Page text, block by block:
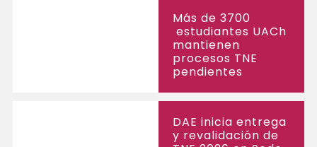
Más de 3700
estudiantes UACh
mantienen
procesos TNE
pendientes
DAE inicia entrega
y revalidación de